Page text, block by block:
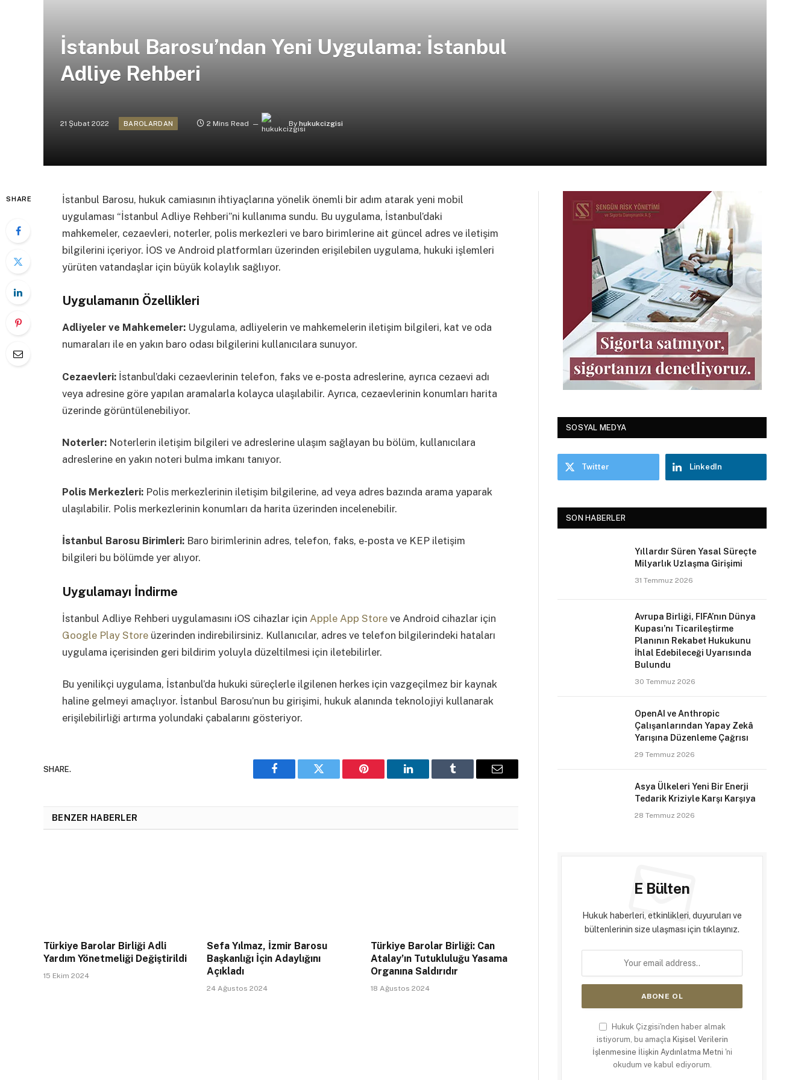
İstanbul Barosu’ndan Yeni Uygulama: İstanbul
Adliye Rehberi
21 Şubat 2022 BAROLARDAN 2 Mins Read By hukukcizgisi
SHARE
İstanbul Barosu, hukuk camiasının ihtiyaçlarına yönelik önemli bir adım atarak yeni mobil
uygulaması “İstanbul Adliye Rehberi”ni kullanıma sundu. Bu uygulama, İstanbul’daki
mahkemeler, cezaevleri, noterler, polis merkezleri ve baro birimlerine ait güncel adres ve iletişim
bilgilerini içeriyor. İOS ve Android platformları üzerinden erişilebilen uygulama, hukuki işlemleri
yürüten vatandaşlar için büyük kolaylık sağlıyor.
Uygulamanın Özellikleri
Adliyeler ve Mahkemeler: Uygulama, adliyelerin ve mahkemelerin iletişim bilgileri, kat ve oda
numaraları ile en yakın baro odası bilgilerini kullanıcılara sunuyor.
Cezaevleri: İstanbul’daki cezaevlerinin telefon, faks ve e-posta adreslerine, ayrıca cezaevi adı
veya adresine göre yapılan aramalarla kolayca ulaşılabilir. Ayrıca, cezaevlerinin konumları harita
üzerinde görüntülenebiliyor.
Noterler: Noterlerin iletişim bilgileri ve adreslerine ulaşım sağlayan bu bölüm, kullanıcılara
adreslerine en yakın noteri bulma imkanı tanıyor.
Polis Merkezleri: Polis merkezlerinin iletişim bilgilerine, ad veya adres bazında arama yaparak
ulaşılabilir. Polis merkezlerinin konumları da harita üzerinden incelenebilir.
İstanbul Barosu Birimleri: Baro birimlerinin adres, telefon, faks, e-posta ve KEP iletişim
bilgileri bu bölümde yer alıyor.
Uygulamayı İndirme
İstanbul Adliye Rehberi uygulamasını iOS cihazlar için Apple App Store ve Android cihazlar için
Google Play Store üzerinden indirebilirsiniz. Kullanıcılar, adres ve telefon bilgilerindeki hataları
uygulama içerisinden geri bildirim yoluyla düzeltilmesi için iletebilirler.
Bu yenilikçi uygulama, İstanbul’da hukuki süreçlerle ilgilenen herkes için vazgeçilmez bir kaynak
haline gelmeyi amaçlıyor. İstanbul Barosu’nun bu girişimi, hukuk alanında teknolojiyi kullanarak
erişilebilirliği artırma yolundaki çabalarını gösteriyor.
SHARE.
Facebook Twitter Pinterest LinkedIn Tumblr Email
BENZER HABERLER
Türkiye Barolar Birliği Adli
Yardım Yönetmeliği Değiştirildi
15 Ekim 2024
Sefa Yılmaz, İzmir Barosu
Başkanlığı İçin Adaylığını
Açıkladı
24 Ağustos 2024
Türkiye Barolar Birliği: Can
Atalay’ın Tutukluluğu Yasama
Organına Saldırıdır
18 Ağustos 2024
SOSYAL MEDYA
Twitter LinkedIn
SON HABERLER
Yıllardır Süren Yasal Süreçte
Milyarlık Uzlaşma Girişimi
31 Temmuz 2026
Avrupa Birliği, FIFA’nın Dünya
Kupası’nı Ticarileştirme
Planının Rekabet Hukukunu
İhlal Edebileceği Uyarısında
Bulundu
30 Temmuz 2026
OpenAI ve Anthropic
Çalışanlarından Yapay Zekâ
Yarışına Düzenleme Çağrısı
29 Temmuz 2026
Asya Ülkeleri Yeni Bir Enerji
Tedarik Kriziyle Karşı Karşıya
28 Temmuz 2026
E Bülten
Hukuk haberleri, etkinlikleri, duyuruları ve
bültenlerinin size ulaşması için tıklayınız.
Hukuk Çizgisi'nden haber almak
istiyorum, bu amaçla Kişisel Verilerin
İşlenmesine İlişkin Aydınlatma Metni 'ni
okudum ve kabul ediyorum.